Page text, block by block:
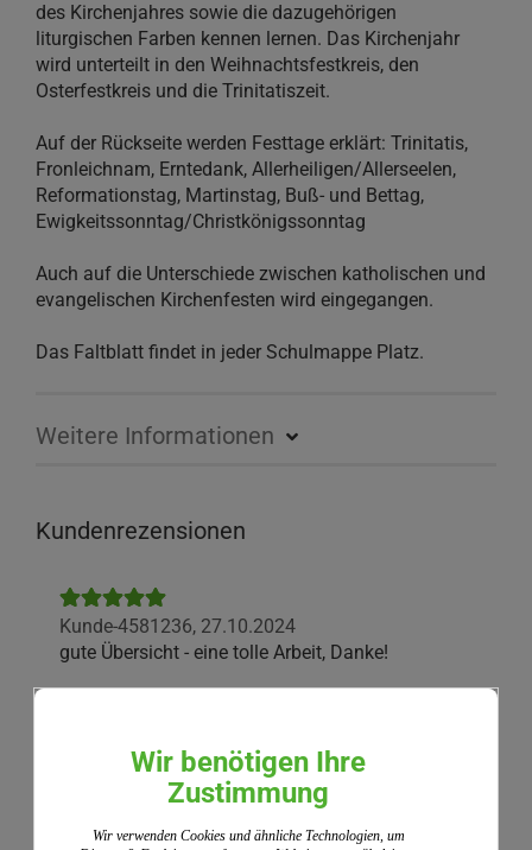
des Kirchenjahres sowie die dazugehörigen
liturgischen Farben kennen lernen. Das Kirchenjahr
wird unterteilt in den Weihnachtsfestkreis, den
Osterfestkreis und die Trinitatiszeit.
Auf der Rückseite werden Festtage erklärt: Trinitatis,
Fronleichnam, Erntedank, Allerheiligen/Allerseelen,
Reformationstag, Martinstag, Buß- und Bettag,
Ewigkeitssonntag/Christkönigssonntag
Auch auf die Unterschiede zwischen katholischen und
evangelischen Kirchenfesten wird eingegangen.
Das Faltblatt findet in jeder Schulmappe Platz.
Weitere Informationen
Kundenrezensionen
Kunde-4581236, 27.10.2024
gute Übersicht - eine tolle Arbeit, Danke!
für die Einholung von Bewertungen. ShopVote hat
Maßnahmen getroffen, um sicherzustellen, dass es
sich um echte Bewertungen handelt.
Informationen
Wir benötigen Ihre
Zustimmung
Wir verwenden Cookies und ähnliche Technologien, um